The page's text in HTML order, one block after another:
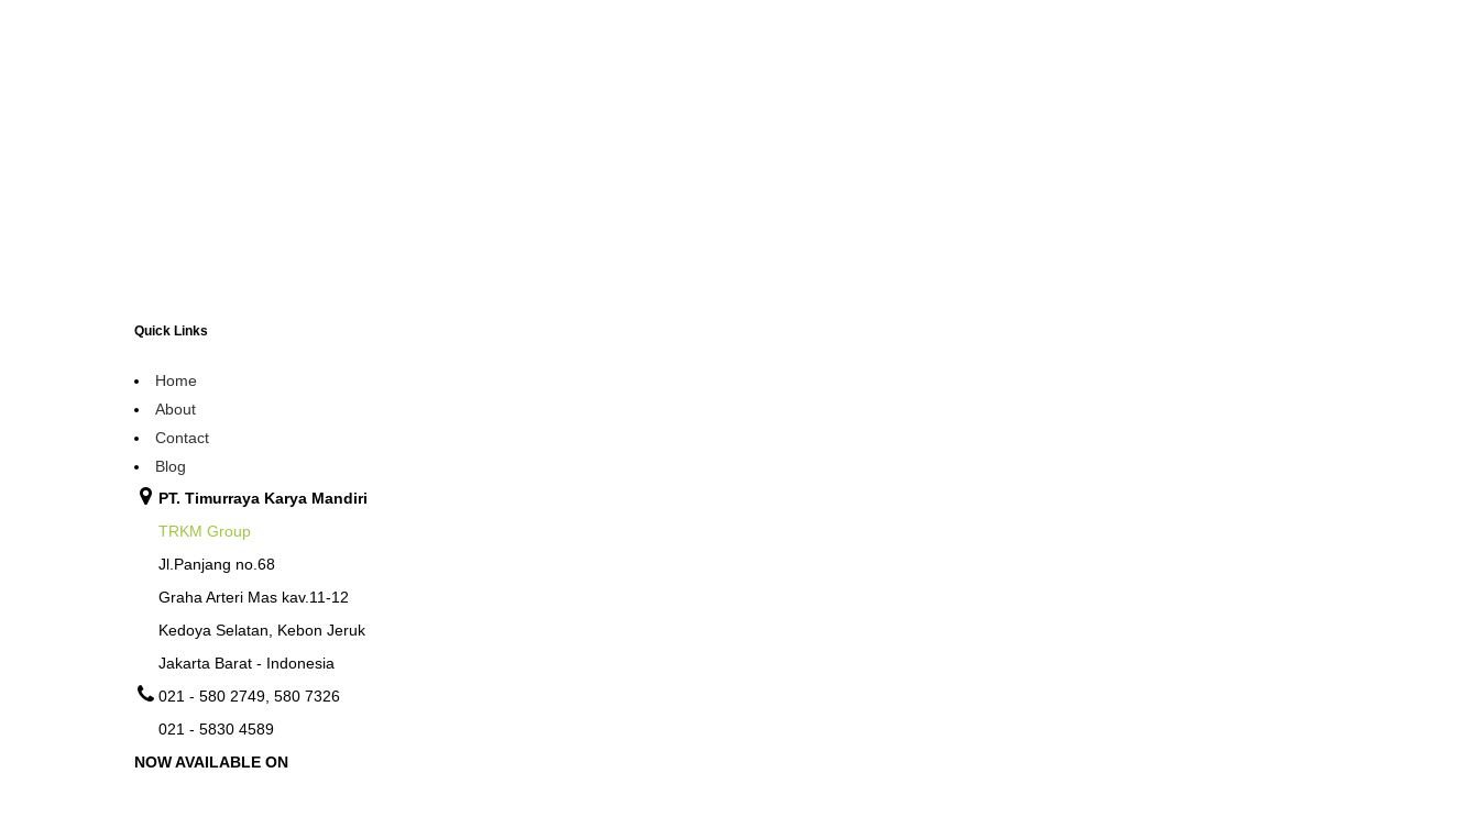
Quick Links
Home
About
Contact
Blog
PT. Timurraya Karya Mandiri
TRKM Group
Jl.Panjang no.68
Graha Arteri Mas kav.11-12
Kedoya Selatan, Kebon Jeruk
Jakarta Barat - Indonesia
021 - 580 2749, 580 7326
021 - 5830 4589
NOW AVAILABLE ON